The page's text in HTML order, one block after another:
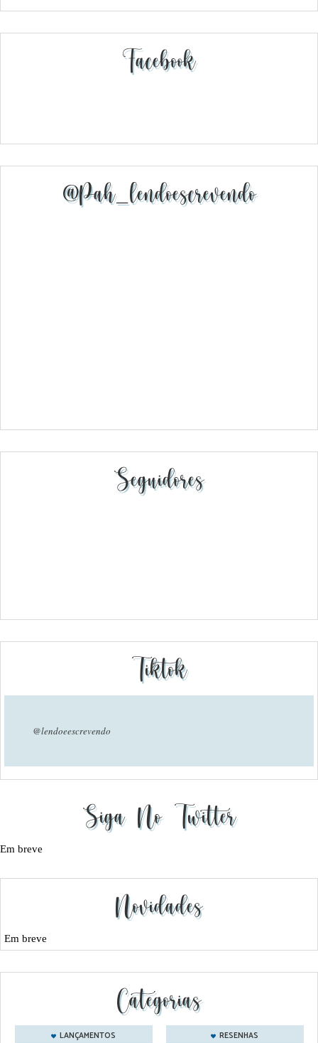
Facebook
@pah_lendoescrevendo
Seguidores
Tiktok
@lendoeescrevendo
Siga No Twitter
Em breve
Novidades
Em breve
Categorias
LANÇAMENTOS
RESENHAS